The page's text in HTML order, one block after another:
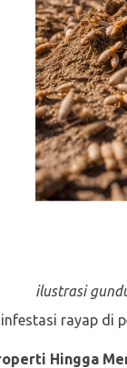
ilustrasi
rayap di
Hingga